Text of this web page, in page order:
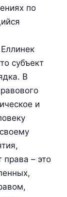
по
субъект
В
и
права – это